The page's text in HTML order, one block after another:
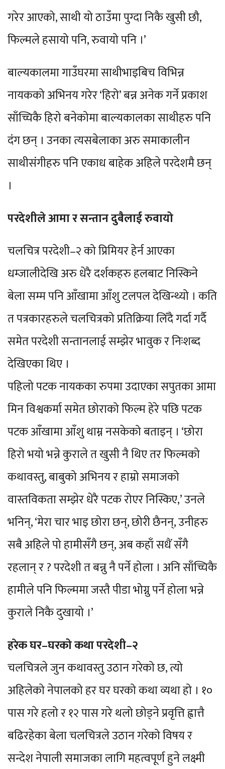
गरेर आएको, साथी यो ठाउँमा पुग्दा निकै खुसी छौ,
फिल्मले हसायो पनि, रुवायो पनि ।’
बाल्यकालमा गाउँघरमा साथीभाइबिच विभिन्न
नायकको अभिनय गरेर ‘हिरो’ बन्न अनेक गर्ने प्रकाश
साँच्चिकै हिरो बनेकोमा बाल्यकालका साथीहरु पनि
दंग छन् । उनका त्यसबेलाका अरु समाकालीन
साथीसंगीहरु पनि एकाध बाहेक अहिले परदेशमै छन्
।
परदेशीले आमा र सन्तान दुबैलाई रुवायो
चलचित्र परदेशी–२ को प्रिमियर हेर्न आएका
धम्जालीदेखि अरु धेरै दर्शकहरु हलबाट निस्किने
बेला सम्म पनि आँखामा आँशु टलपल देखिन्थ्यो । कति
त पत्रकारहरुले चलचित्रको प्रतिक्रिया लिँदै गर्दा गर्दै
समेत परदेशी सन्तानलाई सम्झेर भावुक र निःशब्द
देखिएका थिए ।
पहिलो पटक नायकका रुपमा उदाएका सपुतका आमा
मिन विश्वकर्मा समेत छोराको फिल्म हेरे पछि पटक
पटक आँखामा आँशु थाम्न नसकेको बताइन् । ‘छोरा
हिरो भयो भन्ने कुराले त खुसी नै थिए तर फिल्मको
कथावस्तु, बाबुको अभिनय र हाम्रो समाजको
वास्तविकता सम्झेर धेरै पटक रोएर निस्किए,’ उनले
भनिन्, ‘मेरा चार भाइ छोरा छन्, छोरी छैनन्, उनीहरु
सबै अहिले पो हामीसँगै छन्, अब कहाँ सधैं सँगै
रहलान् र ? परदेशी त बन्नु नै पर्ने होला । अनि साँच्चिकै
हामीले पनि फिल्ममा जस्तै पीडा भोग्नु पर्ने होला भन्ने
कुराले निकै दुखायो ।’
हरेक घर–घरको कथा परदेशी–२
चलचित्रले जुन कथावस्तु उठान गरेको छ, त्यो
अहिलेको नेपालको हर घर घरको कथा व्यथा हो । १०
पास गरे हलो र १२ पास गरे थलो छोड्ने प्रवृत्ति ह्वात्तै
बढिरहेका बेला चलचित्रले उठान गरेको विषय र
सन्देश नेपाली समाजका लागि महत्वपूर्ण हुने लक्ष्मी